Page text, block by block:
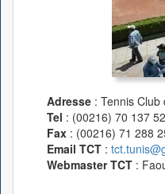
Adresse : Tennis Club
Tel : (00216) 70 137
Fax : (00216) 71 288
Email TCT :
Webmaster TCT :